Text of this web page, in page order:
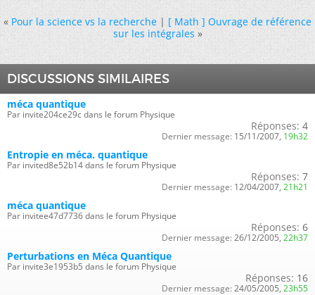
« Pour la science vs la recherche|[ Math ] Ouvrage de référence
sur les intégrales »
DISCUSSIONS SIMILAIRES
méca quantique
Par invite204ce29c dans le forum Physique
Réponses: 4
Dernier message: 15/11/2007, 19h32
Entropie en méca. quantique
Par invited8e52b14 dans le forum Physique
Réponses: 7
Dernier message: 12/04/2007, 21h21
méca quantique
Par invitee47d7736 dans le forum Physique
Réponses: 6
Dernier message: 26/12/2005, 22h37
Perturbations en Méca Quantique
Par invite3e1953b5 dans le forum Physique
Réponses: 16
Dernier message: 24/05/2005, 23h55